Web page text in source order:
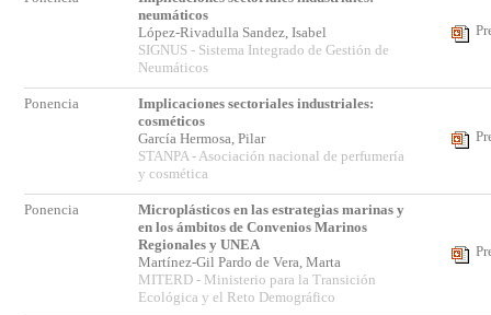
neumáticos
López-Rivadulla Sandez, Isabel
SIGNUS - Sistema Integrado de Gestión de
Neumáticos
Ponencia
Implicaciones sectoriales industriales:
cosméticos
García Hermosa, Pilar
STANPA - Asociación nacional de perfumería
y cosmética
Ponencia
Microplásticos en las estrategias marinas y
en los ámbitos de Convenios Marinos
Regionales y UNEA
Martínez-Gil Pardo de Vera, Marta
MITERD - Ministerio para la Transición
Ecológica y el Reto Demográfico